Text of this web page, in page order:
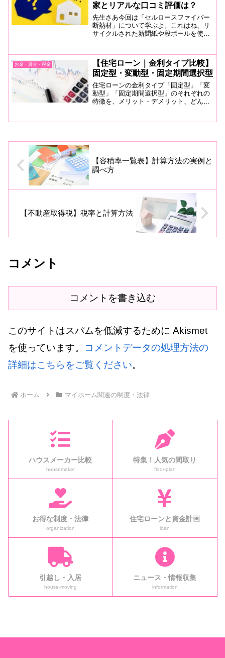
家とリアルな口コミ評価は？
先生さあ今回は「セルロースファイバー
断熱材」について学ぶよ。これはね、リ
サイクルされた新聞紙や段ボールを使っ
で、名前はよくききます。先生まず、セ
ルロースファイバーの特徴...
お金・資金・税金
【住宅ローン｜金利タイプ比較】
固定型・変動型・固定期間選択型
住宅ローンの金利タイプ「固定型」「変
動型」「固定期間選択型」のそれぞれの
特徴を、メリット・デメリット、どんな
【容積率一覧表】計算方法の実例と
調べ方
【不動産取得税】税率と計算方法
コメント
コメントを書き込む
このサイトはスパムを低減するために Akismet
を使っています。
コメントデータの処理方法の
詳細はこちらをご覧ください。
ホーム マイホーム関連の制度・法律
ハウスメーカー比較
housemaker
特集！人気の間取り
floor-plan
お得な制度・法律
organization
住宅ローンと資金計画
loan
引越し・入居
house-moving
ニュース・情報収集
information